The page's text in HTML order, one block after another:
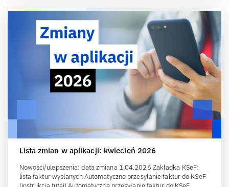
Lista zmian w aplikacji: kwiecień 2026
Nowości/ulepszenia: data zmiana 1.04.2026 Zakładka KSeF:
lista faktur wysłanych Automatyczne przesyłanie faktur do KSeF